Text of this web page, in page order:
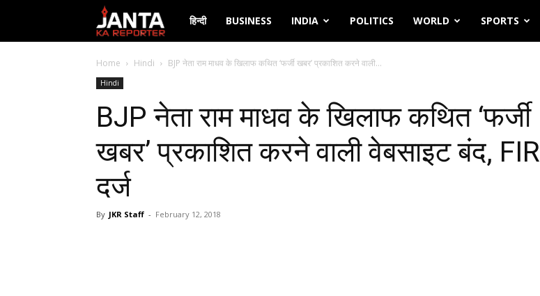
Janta
Ka
हिन्दी BUSINESS INDIA POLITICS WORLD SPORTS
Home Hindi BJP नेता राम माधव के खिलाफ कथित ‘फर्जी खबर’ प्रकाशित करने वाली...
Hindi
BJP नेता राम माधव के खिलाफ कथित ‘फर्जी
खबर’ प्रकाशित करने वाली वेबसाइट बंद, FIR
दर्ज
By JKR Staff - February 12, 2018